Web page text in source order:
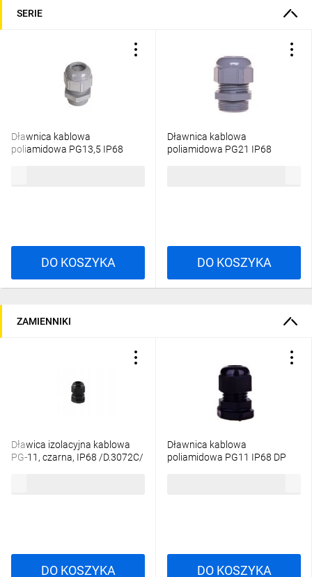
SERIE
Dławnica kablowa
poliamidowa PG13,5 IP68
DO KOSZYKA
Dławnica kablowa
poliamidowa PG21 IP68
DO KOSZYKA
ZAMIENNIKI
Dławica izolacyjna kablowa
PG-11, czarna, IP68 /D.3072C/
DO KOSZYKA
Dławnica kablowa
poliamidowa PG11 IP68 DP
DO KOSZYKA